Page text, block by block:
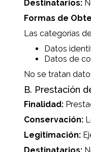
Destinatarios:
Formas de
Las categorías
Datos
Datos de
No se tratan
B. Prestación
Finalidad:
Conservación:
Legitimación: